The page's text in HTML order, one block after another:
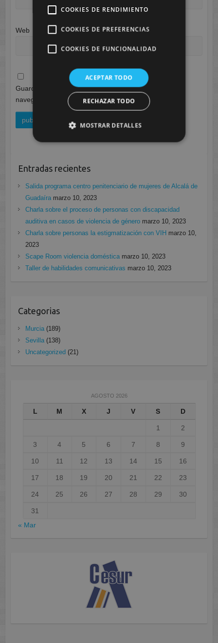
Web
Guarda mi nombre, correo electrónico y web en este
navegador para la próxima vez que comente.
Entradas recientes
Salida programa centro penitenciario de mujeres de Alcalá de
Guadaíra marzo 10, 2023
Charla sobre el proceso de personas con discapacidad
auditiva en casos de violencia de género marzo 10, 2023
Charla sobre personas la estigmatización con VIH marzo 10,
2023
Scape Room violencia doméstica marzo 10, 2023
Taller de habilidades comunicativas marzo 10, 2023
Categorias
Murcia(189)
Sevilla(138)
Uncategorized (21)
AGOSTO 2026
L M X J V S D
1 2
3 4 5 6 7 8 9
10 11 12 13 14 15 16
17 18 19 20 21 22 23
24 25 26 27 28 29 30
31
« Mar
COOKIES DE RENDIMIENTO
COOKIES DE PREFERENCIAS
COOKIES DE FUNCIONALIDAD
ACEPTAR TODO
RECHAZAR TODO
MOSTRAR DETALLES